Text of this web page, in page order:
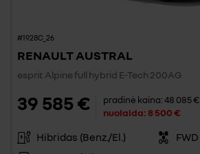
#1928C_26
RENAULT AUSTRAL
esprit Alpine full hybrid E-Tech 200AG
39 585 € pradinė kaina:48 085 €
nuolaida:8 500 €
Hibridas (Benz./El.)
FWD